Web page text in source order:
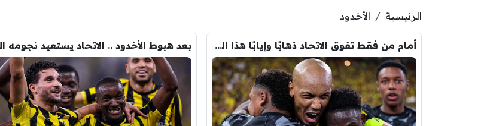
الرئيسية الأخدود
أمام من فقط تفوق الاتحاد ذهابًا وإيابًا هذا الموسم ؟